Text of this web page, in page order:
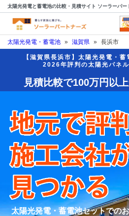
太陽光発電と蓄電池の比較・見積サイト ソーラーパー
太陽光発電・蓄電池 » 滋賀県 » 長浜市
【滋賀県長浜市】太陽光発電・
2026年評判の太陽光パネ
見積比較で100万円以
太陽光発電・蓄電池セットでの